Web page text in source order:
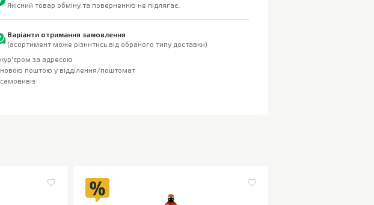
Якісний товар обміну та поверненню не підлягає.
Варіанти отримання замовлення
(асортимент може різнитись від обраного типу доставки)
кур'єром за адресою
новою поштою у відділення/поштомат
самовивіз